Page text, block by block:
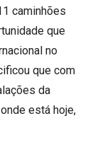
caminhões
que
no
que com
da
está hoje,